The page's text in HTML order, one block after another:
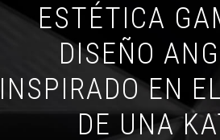
ESTÉTICA
DISEÑO
INSPIRADO EN
DE UNA